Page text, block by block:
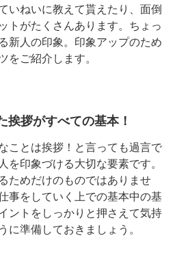
いねいに教えて貰えたり、面倒
トがたくさんあります。ちょっ
新人の印象。印象アップのため
をご紹介します。
挨拶がすべての基本！
ことは挨拶！と言っても過言で
を印象づける大切な要素です。
ためだけのものではありませ
事をしていく上での基本中の基
ントをしっかりと押さえて気持
に準備しておきましょう。